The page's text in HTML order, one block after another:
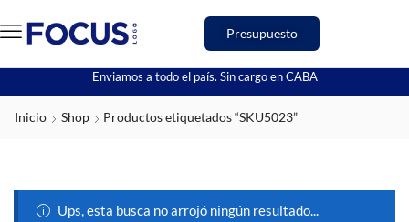
Presupuesto
Enviamos a todo el país. Sin cargo en CABA
Inicio Shop Productos etiquetados “SKU5023”
Ups, esta busca no arrojó ningún resultado...